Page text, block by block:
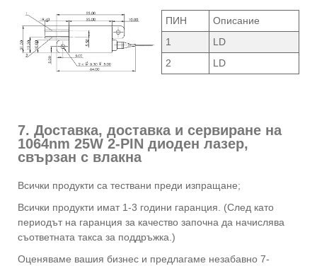
ПИН
Описание
1
LD
2
LD
7. Доставка, доставка и сервиране на
1064nm 25W 2-PIN диоден лазер,
свързан с влакна
Всички продукти са тествани преди изпращане;
Всички продукти имат 1-3 години гаранция. (След като
периодът на гаранция за качество започна да начислява
съответната такса за поддръжка.)
Оценяваме вашия бизнес и предлагаме незабавно 7-